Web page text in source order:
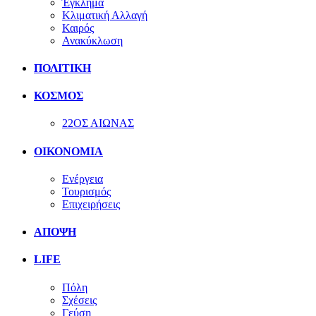
Κλιματική Αλλαγή
Καιρός
Ανακύκλωση
ΠΟΛΙΤΙΚΗ
ΚΟΣΜΟΣ
22ΟΣ ΑΙΩΝΑΣ
ΟΙΚΟΝΟΜΙΑ
Ενέργεια
Τουρισμός
Επιχειρήσεις
ΑΠΟΨΗ
LIFE
Πόλη
Σχέσεις
Γεύση